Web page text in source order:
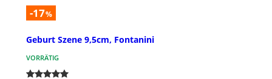
-17%
Geburt Szene 9,5cm, Fontanini
VORRÄTIG